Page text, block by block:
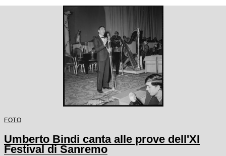
FOTO
Umberto Bindi canta alle prove dell'XI
Festival di Sanremo